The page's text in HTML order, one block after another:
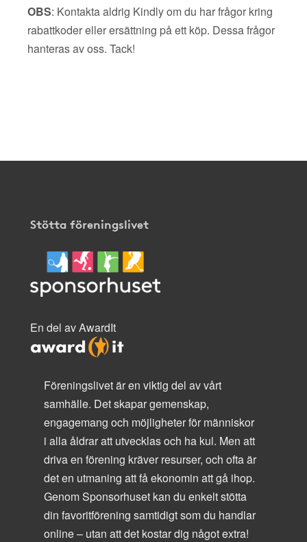
OBS: Kontakta aldrig Kindly om du har frågor kring
rabattkoder eller ersättning på ett köp. Dessa frågor
hanteras av oss. Tack!
Stötta föreningslivet
En del av AwardIt
Föreningslivet är en viktig del av vårt
samhälle. Det skapar gemenskap,
engagemang och möjligheter för människor
i alla åldrar att utvecklas och ha kul. Men att
driva en förening kräver resurser, och ofta är
det en utmaning att få ekonomin att gå ihop.
Genom Sponsorhuset kan du enkelt stötta
din favoritförening samtidigt som du handlar
online – utan att det kostar dig något extra!